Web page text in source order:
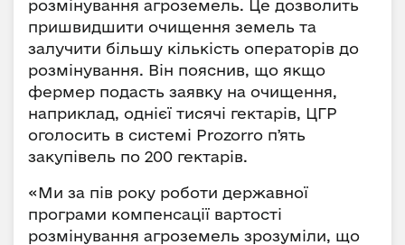
розмінування агроземель. Це дозволить
пришвидшити очищення земель та
залучити більшу кількість операторів до
розмінування. Він пояснив, що якщо
фермер подасть заявку на очищення,
наприклад, однієї тисячі гектарів, ЦГР
оголосить в системі Prozorro пʼять
закупівель по 200 гектарів.
«Ми за пів року роботи державної
програми компенсації вартості
розмінування агроземель зрозуміли, що